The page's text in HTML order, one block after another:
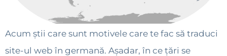
Acum știi care sunt motivele care te fac să traduci
site-ul web în germană. Așadar, în ce țări se